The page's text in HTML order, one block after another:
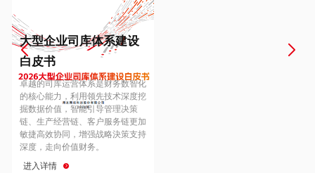
Europe
Hungary
Hong Kong
大型企业司库体系建设
白皮书
卓越的司库运营体系是财务数智化
的核心能力，利用领先技术深度挖
掘数据价值，智能引导管理决策
链、生产经营链、客户服务链更加
敏捷高效协同，增强战略決策支持
深度，走向价值财务。
进入详情